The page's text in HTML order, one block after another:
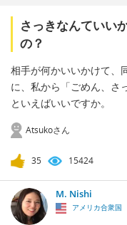
さっきなんていい
の？
相手が何かいいかけて、
に、私から「ごめん、さ
といえばいいですか。
Atsukoさん
35 15424
M. Nishi
アメリカ合衆国